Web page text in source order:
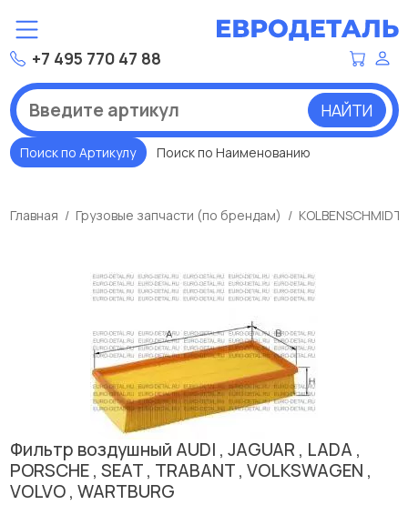
+7 495 770 47 88
НАЙТИ
Поиск по Артикулу Поиск по Наименованию
Главная Грузовые запчасти (по брендам) KOLBENSCHMIDT
Фильтр воздушный AUDI , JAGUAR , LADA ,
PORSCHE , SEAT , TRABANT , VOLKSWAGEN ,
VOLVO , WARTBURG